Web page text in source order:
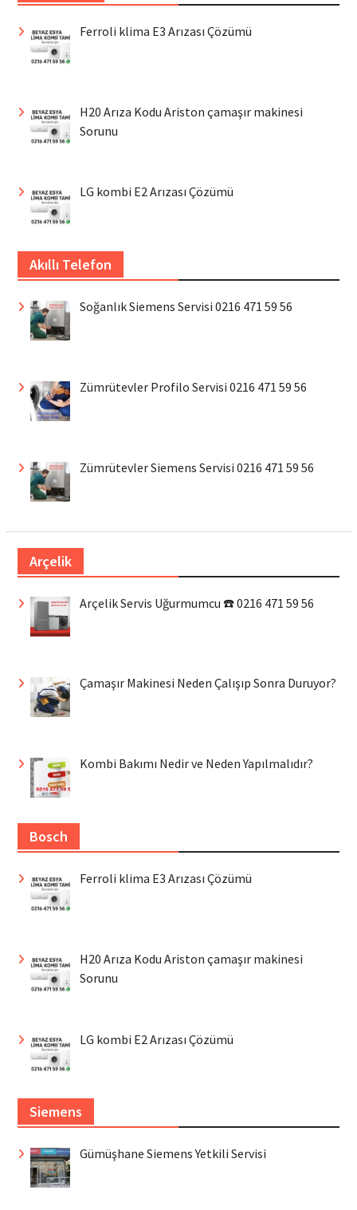
Ferroli klima E3 Arızası Çözümü
H20 Arıza Kodu Ariston çamaşır makinesi
Sorunu
LG kombi E2 Arızası Çözümü
Akıllı Telefon
Soğanlık Siemens Servisi 0216 471 59 56
Zümrütevler Profilo Servisi 0216 471 59 56
Zümrütevler Siemens Servisi 0216 471 59 56
Arçelik
Arçelik Servis Uğurmumcu ☎️ 0216 471 59 56
Çamaşır Makinesi Neden Çalışıp Sonra Duruyor?
Kombi Bakımı Nedir ve Neden Yapılmalıdır?
Bosch
Ferroli klima E3 Arızası Çözümü
H20 Arıza Kodu Ariston çamaşır makinesi
Sorunu
LG kombi E2 Arızası Çözümü
Siemens
Gümüşhane Siemens Yetkili Servisi